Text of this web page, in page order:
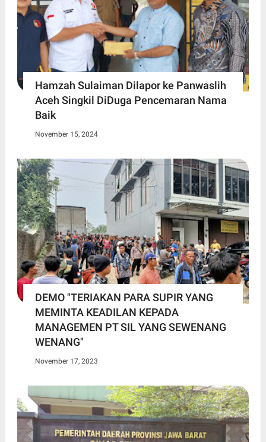
Hamzah Sulaiman Dilapor ke Panwaslih
Aceh Singkil DiDuga Pencemaran Nama
Baik
November 15, 2024
DEMO "TERIAKAN PARA SUPIR YANG
MEMINTA KEADILAN KEPADA
MANAGEMEN PT SIL YANG SEWENANG
WENANG"
November 17, 2023